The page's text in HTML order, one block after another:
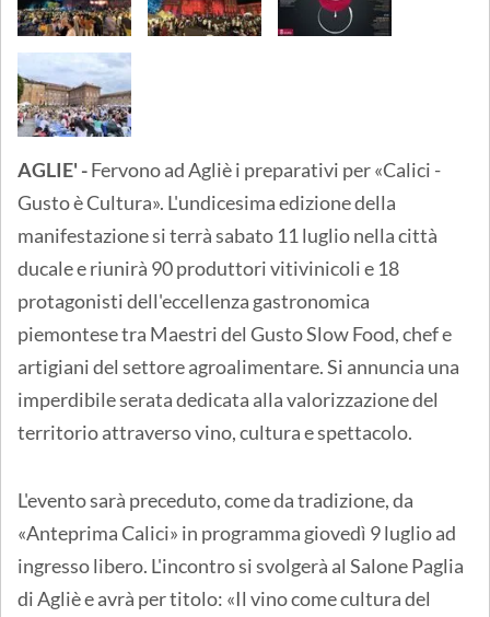
AGLIE' -Fervono ad Agliè i preparativi per «Calici -
Gusto è Cultura». L'undicesima edizione della
manifestazione si terrà sabato 11 luglio nella città
ducale e riunirà 90 produttori vitivinicoli e 18
protagonisti dell'eccellenza gastronomica
piemontese tra Maestri del Gusto Slow Food, chef e
artigiani del settore agroalimentare. Si annuncia una
imperdibile serata dedicata alla valorizzazione del
territorio attraverso vino, cultura e spettacolo.
L'evento sarà preceduto, come da tradizione, da
«Anteprima Calici» in programma giovedì 9 luglio ad
ingresso libero. L'incontro si svolgerà al Salone Paglia
di Agliè e avrà per titolo: «Il vino come cultura del